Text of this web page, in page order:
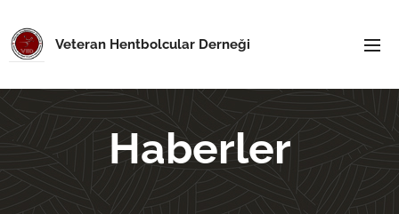
Veteran Hentbolcular Derneği
Haberler